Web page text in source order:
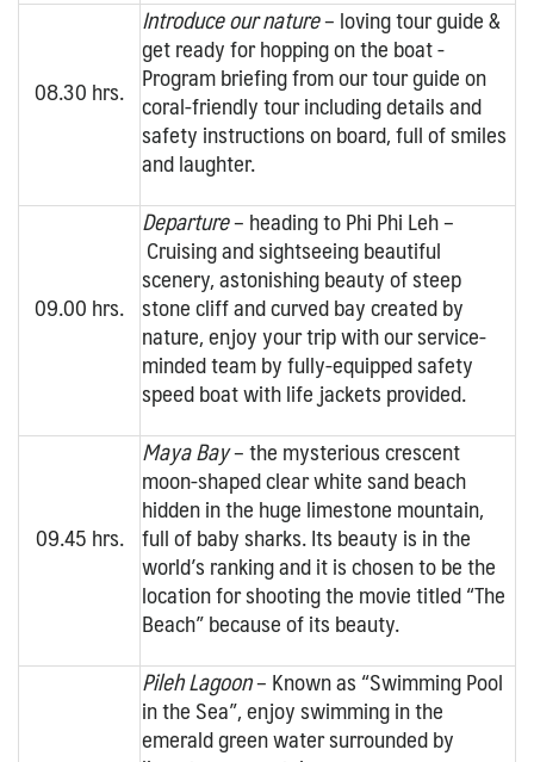
08.30 hrs.
Introduce our nature– loving tour guide &
get ready for hopping on the boat -
Program briefing from our tour guide on
coral-friendly tour including details and
safety instructions on board, full of smiles
and laughter.
09.00 hrs.
Departure– heading to Phi Phi Leh –
Cruising and sightseeing beautiful
scenery, astonishing beauty of steep
stone cliff and curved bay created by
nature, enjoy your trip with our service-
minded team by fully-equipped safety
speed boat with life jackets provided.
09.45 hrs.
Maya Bay– the mysterious crescent
moon-shaped clear white sand beach
hidden in the huge limestone mountain,
full of baby sharks. Its beauty is in the
world’s ranking and it is chosen to be the
location for shooting the movie titled “The
Beach” because of its beauty.
Pileh Lagoon– Known as “Swimming Pool
in the Sea”, enjoy swimming in the
emerald green water surrounded by